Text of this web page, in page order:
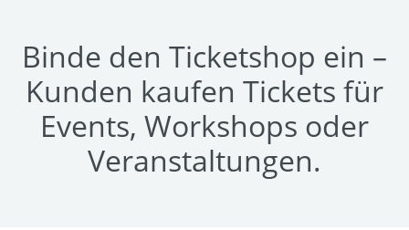
Binde den Ticketshop ein –
Kunden kaufen Tickets für
Events, Workshops oder
Veranstaltungen.